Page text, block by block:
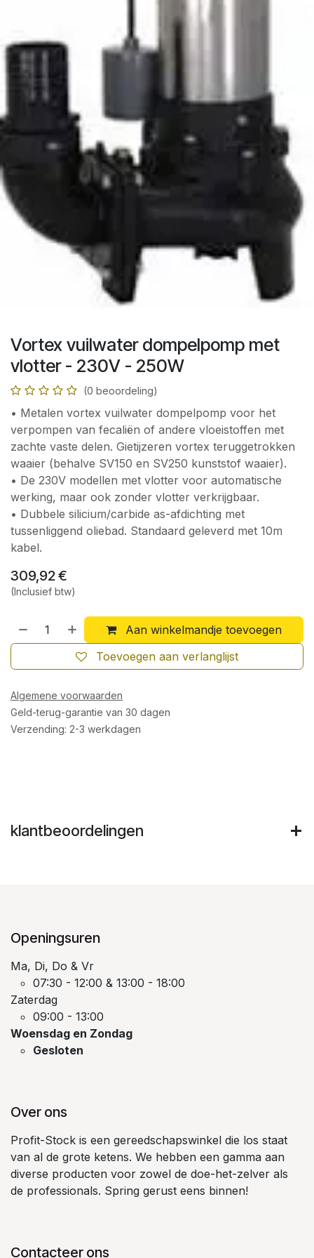
Vortex vuilwater dompelpomp met
vlotter - 230V - 250W
(0 beoordeling)
• Metalen vortex vuilwater dompelpomp voor het
verpompen van fecaliën of andere vloeistoffen met
zachte vaste delen. Gietijzeren vortex teruggetrokken
waaier (behalve SV150 en SV250 kunststof waaier).
• De 230V modellen met vlotter voor automatische
werking, maar ook zonder vlotter verkrijgbaar.
• Dubbele silicium/carbide as-afdichting met
tussenliggend oliebad. Standaard geleverd met 10m
kabel.
309,92€
(Inclusief btw)
Aan winkelmandje toevoegen
Toevoegen aan verlanglijst
Algemene voorwaarden
Geld-terug-garantie van 30 dagen
Verzending: 2-3 werkdagen
klantbeoordelingen
Openingsuren
Ma, Di, Do & Vr
07:30 - 12:00 & 13:00 - 18:00
Zaterdag
09:00 - 13:00
Woensdag en Zondag
Gesloten
Over ons
Profit-Stock is een gereedschapswinkel die los staat
van al de grote ketens. We hebben een gamma aan
diverse producten voor zowel de doe-het-zelver als
de professionals. Spring gerust eens binnen!
Contacteer ons